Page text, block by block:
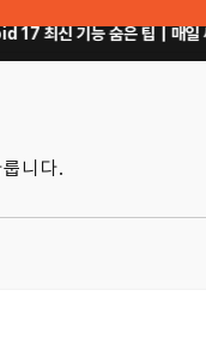
매일 써먹을 만한 기능만 골
니다.